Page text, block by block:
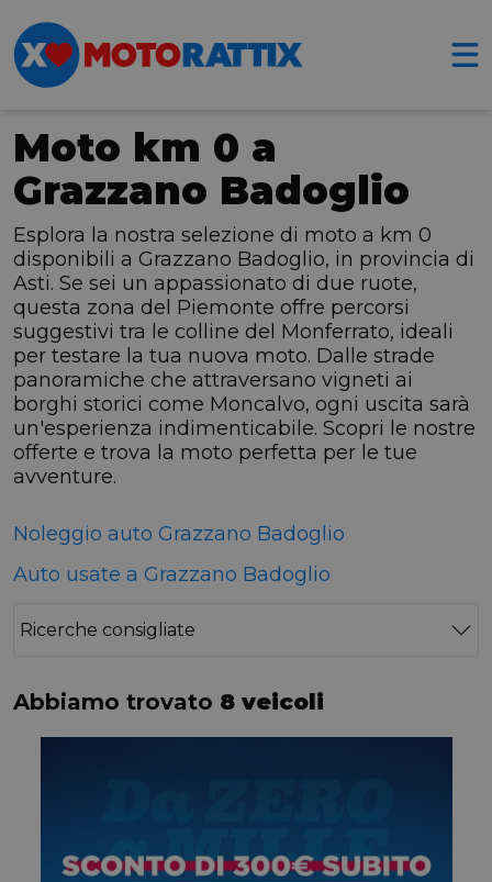
Moto km 0 a
Grazzano Badoglio
Esplora la nostra selezione di moto a km 0
disponibili a Grazzano Badoglio, in provincia di
Asti. Se sei un appassionato di due ruote,
questa zona del Piemonte offre percorsi
suggestivi tra le colline del Monferrato, ideali
per testare la tua nuova moto. Dalle strade
panoramiche che attraversano vigneti ai
borghi storici come Moncalvo, ogni uscita sarà
un'esperienza indimenticabile. Scopri le nostre
offerte e trova la moto perfetta per le tue
avventure.
Noleggio auto Grazzano Badoglio
Auto usate a Grazzano Badoglio
Ricerche consigliate
Abbiamo trovato 8 veicoli